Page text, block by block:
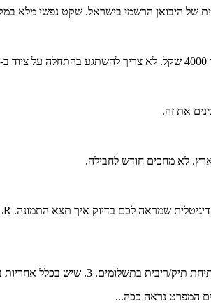
של היבואן הרשמי בישראל. שקט נפשי מלא
לא מחכים חודש לחבילה.
המפרט נראה ככה...